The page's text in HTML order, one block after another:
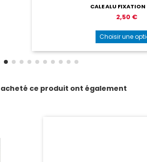
acheté ce produit ont également